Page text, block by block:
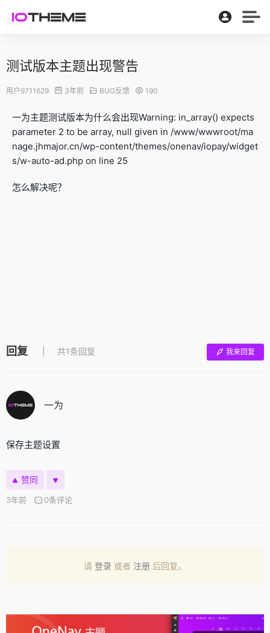
测试版本主题出现警告
用户9711629 3年前 BUG反馈 190
一为主题测试版本为什么会出现Warning: in_array() expects
parameter 2 to be array, null given in /www/wwwroot/ma
nage.jhmajor.cn/wp-content/themes/onenav/iopay/widget
s/w-auto-ad.php on line 25
怎么解决呢？
回复 共1条回复 我来回复
一为
保存主题设置
赞同
3年前 0条评论
请 登录 或者 注册 后回复。